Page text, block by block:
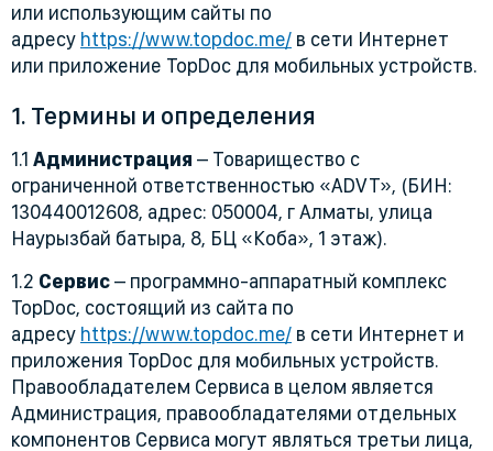
или использующим сайты по
адресу https://www.topdoc.me/ в сети Интернет
или приложение TopDoc для мобильных устройств.
1. Термины и определения
1.1 Администрация – Товарищество с
ограниченной ответственностью «ADVT», (БИН:
130440012608, адрес: 050004, г Алматы, улица
Наурызбай батыра, 8, БЦ «Коба», 1 этаж).
1.2 Сервис– программно-аппаратный комплекс
TopDoc, состоящий из сайта по
адресу https://www.topdoc.me/ в сети Интернет и
приложения TopDoc для мобильных устройств.
Правообладателем Сервиса в целом является
Администрация, правообладателями отдельных
компонентов Сервиса могут являться третьи лица,